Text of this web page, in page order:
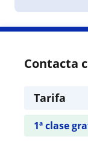
Contacta
Tarifa
1ª clase